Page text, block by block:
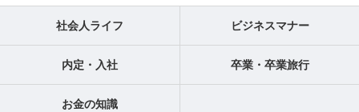
社会人ライフ ビジネスマナー
内定・入社 卒業・卒業旅行
お金の知識